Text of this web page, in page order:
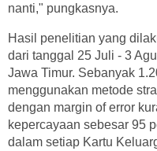
nanti," pungkasnya.
Hasil penelitian yang
dari tanggal 25 Juli - 3
Jawa Timur. Sebanyak
menggunakan metode
dengan margin of error
kepercayaan sebesar 95
dalam setiap Kartu